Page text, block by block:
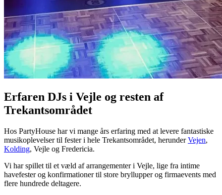
Erfaren DJs i Vejle og resten af
Trekantsområdet
Hos PartyHouse har vi mange års erfaring med at levere fantastiske
musikoplevelser til fester i hele Trekantsområdet, herunderVejen,
Kolding, Vejle og Fredericia.
Vi har spillet til et væld af arrangementer i Vejle, lige fra intime
havefester og konfirmationer til store bryllupper og firmaevents med
flere hundrede deltagere.